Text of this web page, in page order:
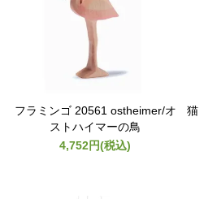
フラミンゴ 20561 ostheimer/オ
ストハイマーの鳥
4,752円(税込)
猫